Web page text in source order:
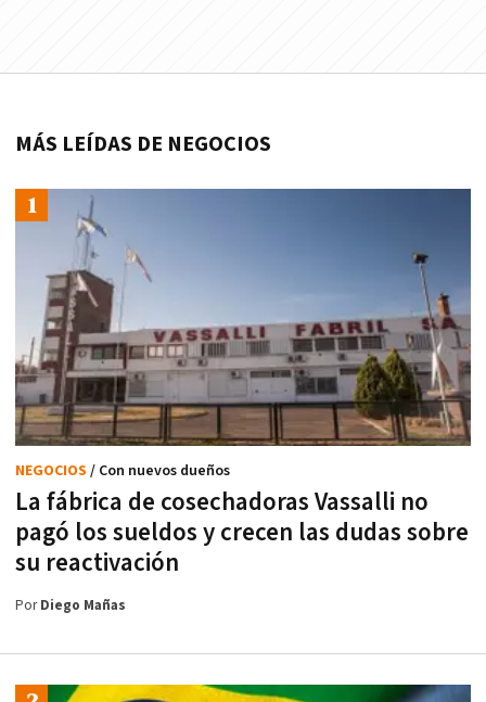
MÁS LEÍDAS DE NEGOCIOS
La fábrica de cosechadoras Vassalli no
pagó los sueldos y crecen las dudas sobre
su reactivación
NEGOCIOS / Con nuevos dueños
PorDiego Mañas